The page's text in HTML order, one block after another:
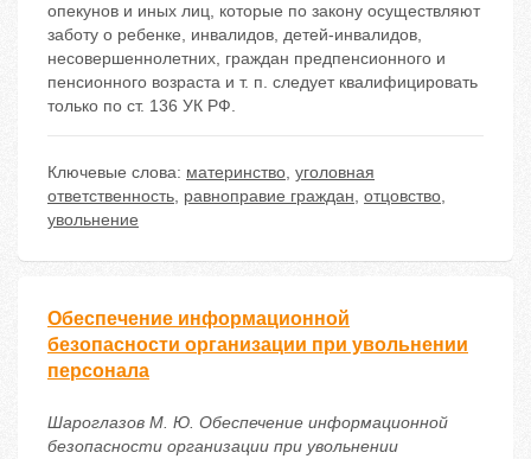
опекунов и иных лиц, которые по закону осуществляют
заботу о ребенке, инвалидов, детей-инвалидов,
несовершеннолетних, граждан предпенсионного и
пенсионного возраста и т. п. следует квалифицировать
только по ст. 136 УК РФ.
Ключевые слова: материнство, уголовная
ответственность, равноправие граждан, отцовство,
увольнение
Обеспечение информационной
безопасности организации при увольнении
персонала
Шароглазов М. Ю. Обеспечение информационной
безопасности организации при увольнении